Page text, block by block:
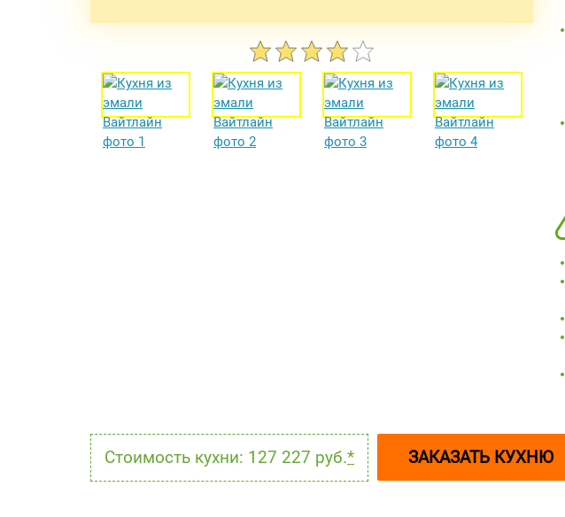
Стоимость кухни: 127 227 руб.* ЗАКАЗАТЬ КУХНЮ